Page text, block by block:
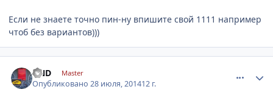
Если не знаете точно пин-ну впишите свой 1111 например
чтоб без вариантов)))
DND Master
Опубликовано28 июля, 201412 г.